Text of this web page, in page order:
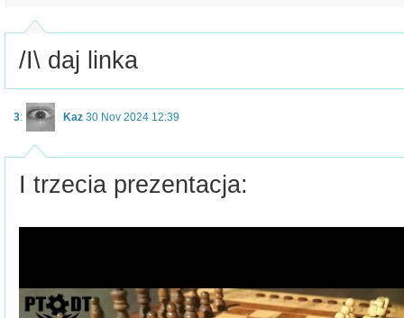
/I\ daj linka
3: Kaz 30 Nov 2024 12:39
I trzecia prezentacja: